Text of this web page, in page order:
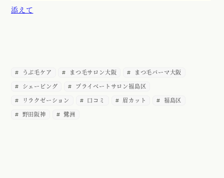
添えて
うぶ毛ケア まつ毛サロン大阪
まつ毛パーマ大阪
シェービング
プライベートサロン福島区
リラクゼーション
口コミ 眉カット
福島区
野田阪神
鷺洲